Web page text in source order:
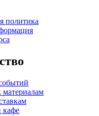
политика
материалам
кафе